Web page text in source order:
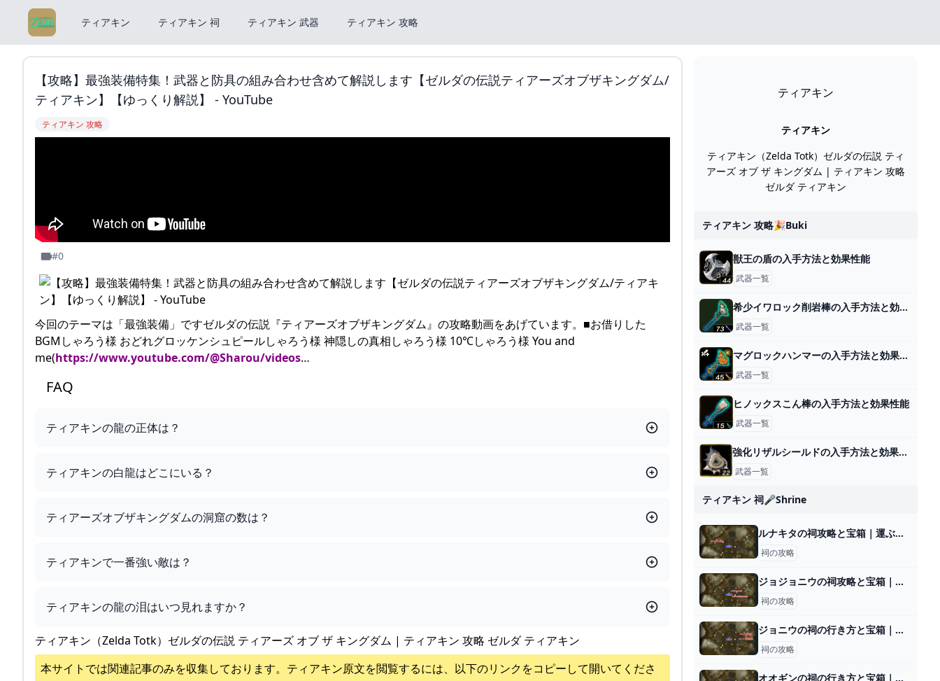
ティアキン ティアキン 祠 ティアキン 武器 ティアキン 攻略
【攻略】最強装備特集！武器と防具の組み合わせ含めて解説します【ゼルダの伝説ティアーズオブザキングダム/
ティアキン】【ゆっくり解説】 - YouTube
ティアキン 攻略
#0
今回のテーマは「最強装備」ですゼルダの伝説『ティアーズオブザキングダム』の攻略動画をあげています。■お借りした
BGMしゃろう様 おどれグロッケンシュピールしゃろう様 神隠しの真相しゃろう様 10℃しゃろう様 You and
me(https://www.youtube.com/@Sharou/videos…
FAQ
ティアキンの龍の正体は？
ティアキンの白龍はどこにいる？
ティアーズオブザキングダムの洞窟の数は？
ティアキンで一番強い敵は？
ティアキンの龍の泪はいつ見れますか？
ティアキン（Zelda Totk）ゼルダの伝説 ティアーズ オブ ザ キングダム | ティアキン 攻略 ゼルダ ティアキン
本サイトでは関連記事のみを収集しております。 ティアキン原文を閲覧するには、以下のリンクをコピーして開いてくださ
ティアキン
ティアキン
ティアキン（Zelda Totk）ゼルダの伝説 ティ
アーズ オブ ザ キングダム | ティアキン 攻略
ゼルダ ティアキン
ティアキン 攻略🎉buki
獣王の盾の入手方法と効果性能
武器一覧
希少イワロック削岩棒の入手方法と効果性能
武器一覧
マグロックハンマーの入手方法と効果性能
武器一覧
ヒノックスこん棒の入手方法と効果性能
武器一覧
強化リザルシールドの入手方法と効果性能
武器一覧
ティアキン 祠🎤shrine
ルナキタの祠攻略と宝箱｜運ぶかたち
祠の攻略
ジョジョニウの祠攻略と宝箱｜一身の戦い 回転
祠の攻略
ジョニウの祠の行き方と宝箱｜ラウルの祝福
祠の攻略
オオギンの祠の行き方と宝箱｜ラウルの祝福